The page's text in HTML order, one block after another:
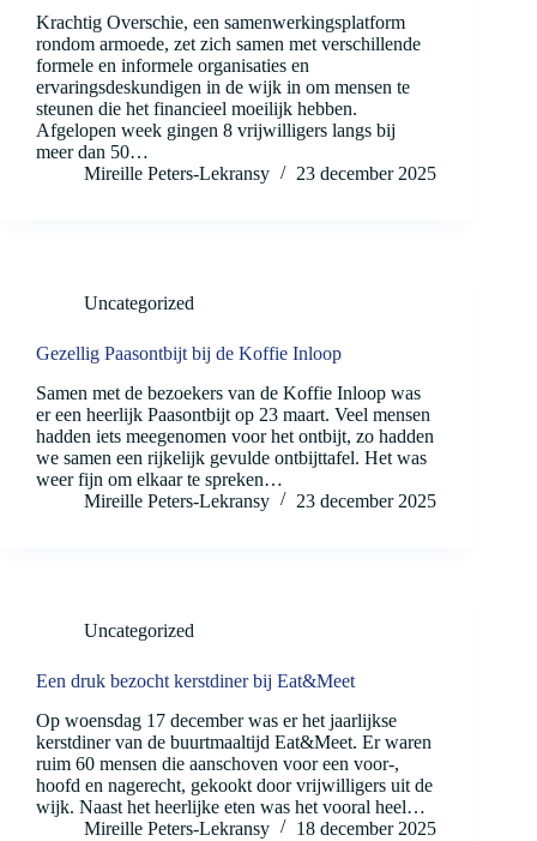
Krachtig Overschie, een samenwerkingsplatform
rondom armoede, zet zich samen met verschillende
formele en informele organisaties en
ervaringsdeskundigen in de wijk in om mensen te
steunen die het financieel moeilijk hebben.
Afgelopen week gingen 8 vrijwilligers langs bij
meer dan 50…
Mireille Peters-Lekransy
23 december 2025
Uncategorized
Gezellig Paasontbijt bij de Koffie Inloop
Samen met de bezoekers van de Koffie Inloop was
er een heerlijk Paasontbijt op 23 maart. Veel mensen
hadden iets meegenomen voor het ontbijt, zo hadden
we samen een rijkelijk gevulde ontbijttafel. Het was
weer fijn om elkaar te spreken…
Mireille Peters-Lekransy
23 december 2025
Uncategorized
Een druk bezocht kerstdiner bij Eat&Meet
Op woensdag 17 december was er het jaarlijkse
kerstdiner van de buurtmaaltijd Eat&Meet. Er waren
ruim 60 mensen die aanschoven voor een voor-,
hoofd en nagerecht, gekookt door vrijwilligers uit de
wijk. Naast het heerlijke eten was het vooral heel…
Mireille Peters-Lekransy
18 december 2025